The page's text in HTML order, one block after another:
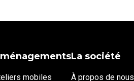
mobiles
La société
À propos de nous